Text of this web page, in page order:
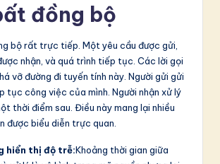
đồng bộ
bộ rất trực tiếp. Một yêu cầu được gửi,
nhận, và quá trình tiếp tục. Các lời gọi
vỡ đường đi tuyến tính này. Người gửi gửi
tục công việc của mình. Người nhận xử lý
thời điểm sau. Điều này mang lại nhiều
được biểu diễn trực quan.
hiển thị độ trễ:Khoảng thời gian giữa